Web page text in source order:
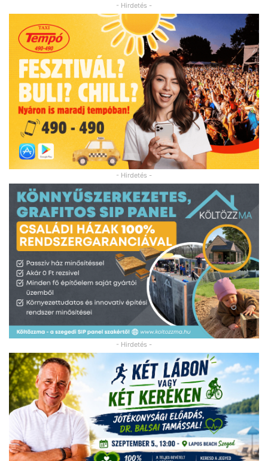
- Hirdetés -
- Hirdetés -
- Hirdetés -